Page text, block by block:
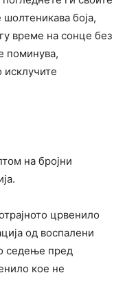
боја,
време на сонце без
поминува,
исклучите
на бројни
црвенило
од воспалени
седење пред
кое не